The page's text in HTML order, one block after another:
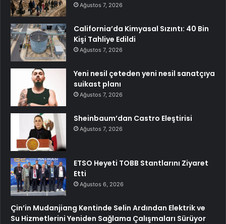
Ağustos 7, 2026
California’da Kimyasal Sızıntı: 40 Bin
Kişi Tahliye Edildi
Ağustos 7, 2026
Yeni nesil çeteden yeni nesil sanatçıya
suikast planı
Ağustos 7, 2026
Sheinbaum’dan Castro Eleştirisi
Ağustos 7, 2026
ETSO Heyeti TOBB Stantlarını Ziyaret
Etti
Ağustos 6, 2026
Çin’in Mudanjiang Kentinde Selin Ardından Elektrik ve
Su Hizmetlerini Yeniden Sağlama Çalışmaları Sürüyor